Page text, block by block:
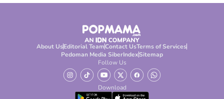
About UsEditorial TeamContact UsTerms of Services
Pedoman Media SiberIndexSitemap
Follow Us
Download